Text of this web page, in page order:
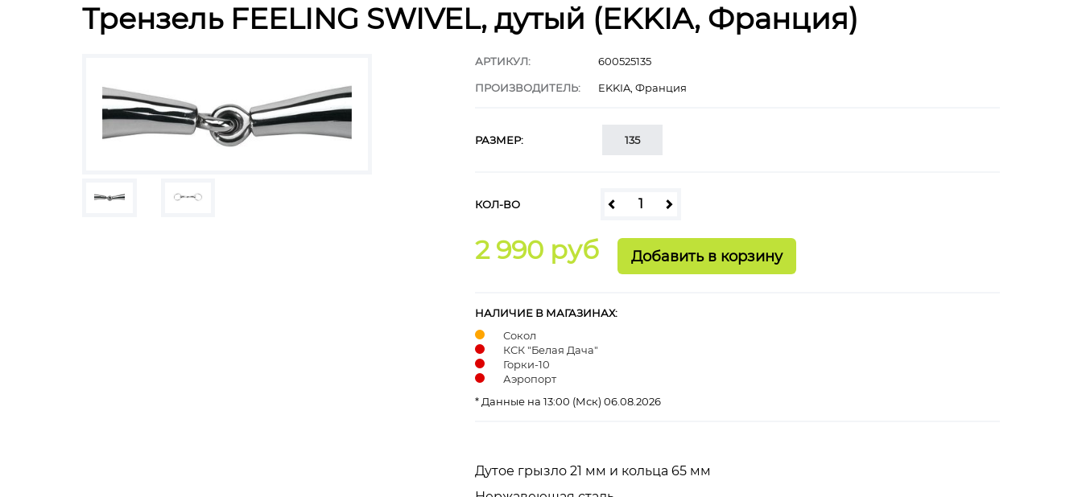
Трензель FEELING SWIVEL, дутый (EKKIA, Франция)
АРТИКУЛ: 600525135
ПРОИЗВОДИТЕЛЬ: EKKIA, Франция
РАЗМЕР: 135
КОЛ-ВО
2 990 руб
НАЛИЧИЕ В МАГАЗИНАХ:
Сокол
КСК "Белая Дача"
Горки-10
Аэропорт
* Данные на 13:00 (Мск) 06.08.2026
Дутое грызло 21 мм и кольца 65 мм